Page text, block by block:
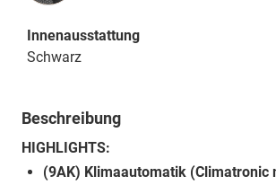
Innenausstattung
Schwarz
Beschreibung
HIGHLIGHTS:
(9AK) Klimaautomatik (Climatronic